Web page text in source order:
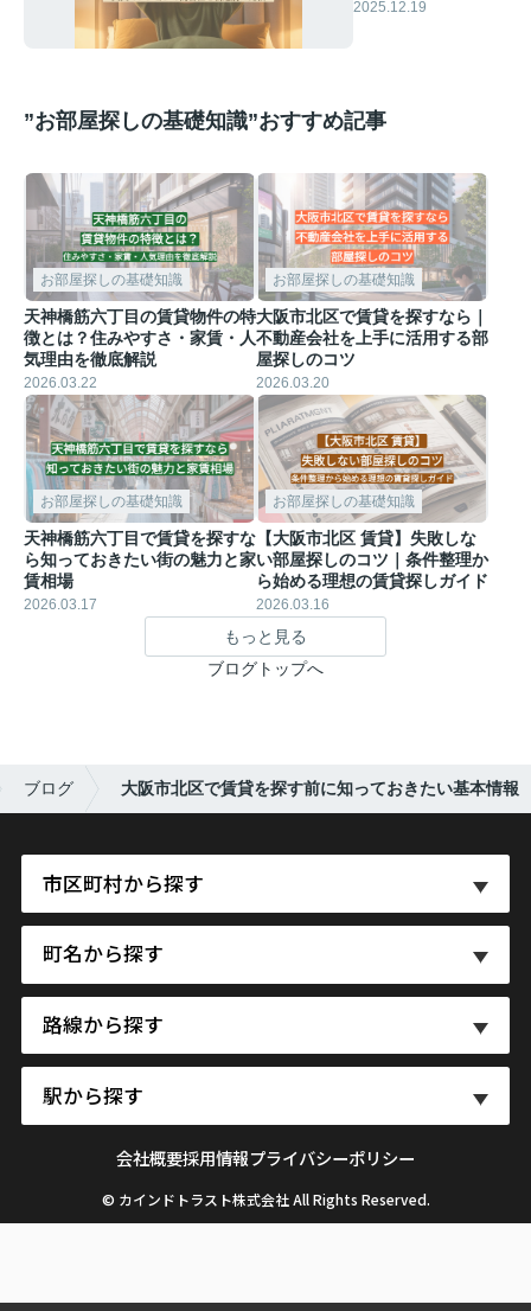
マンションの防音性
2025.12.19
”お部屋探しの基礎知識”おすすめ記事
お部屋探しの基礎知識
天神橋筋六丁目の賃貸物件の特
徴とは？住みやすさ・家賃・人
気理由を徹底解説
2026.03.22
お部屋探しの基礎知識
大阪市北区で賃貸を探すなら｜
不動産会社を上手に活用する部
屋探しのコツ
2026.03.20
お部屋探しの基礎知識
天神橋筋六丁目で賃貸を探すな
ら知っておきたい街の魅力と家
賃相場
2026.03.17
お部屋探しの基礎知識
【大阪市北区 賃貸】失敗しな
い部屋探しのコツ｜条件整理か
ら始める理想の賃貸探しガイド
2026.03.16
もっと見る
ブログトップへ
ブログ 大阪市北区で賃貸を探す前に知っておきたい基本情報
市区町村から探す
町名から探す
路線から探す
駅から探す
会社概要採用情報プライバシーポリシー
© カインドトラスト株式会社 All Rights Reserved.